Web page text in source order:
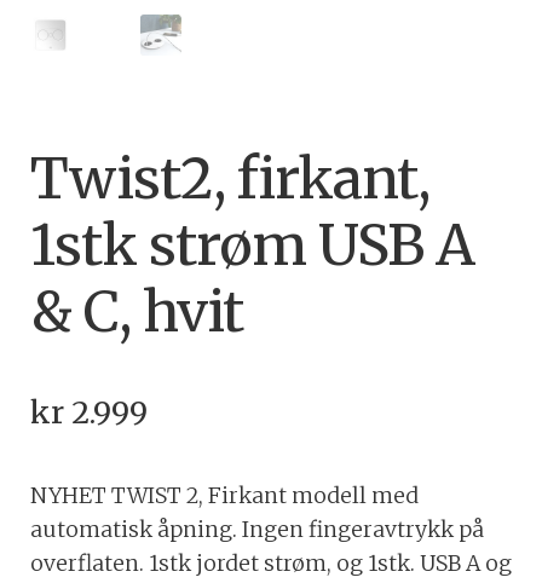
Twist2, firkant,
1stk strøm USB A
& C, hvit
kr2.999
NYHET TWIST 2, Firkant modell med
automatisk åpning. Ingen fingeravtrykk på
overflaten. 1stk jordet strøm, og 1stk. USB A og